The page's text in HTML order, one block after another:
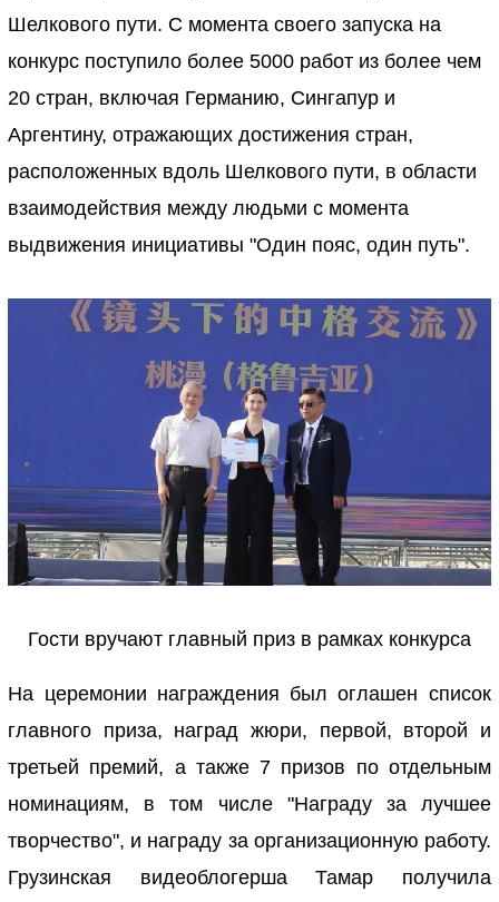
Шелкового пути. С момента своего запуска на
конкурс поступило более 5000 работ из более чем
20 стран, включая Германию, Сингапур и
Аргентину, отражающих достижения стран,
расположенных вдоль Шелкового пути, в области
взаимодействия между людьми с момента
выдвижения инициативы "Один пояс, один путь".
Гости вручают главный приз в рамках конкурса
На церемонии награждения был оглашен список
главного приза, наград жюри, первой, второй и
третьей премий, а также 7 призов по отдельным
номинациям, в том числе "Награду за лучшее
творчество", и награду за организационную работу.
Грузинская видеоблогерша Тамар получила